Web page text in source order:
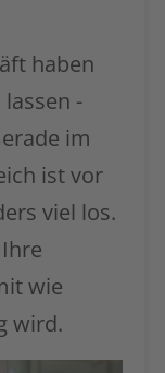
haben
-
im
ist vor
viel los.
wie
wird.